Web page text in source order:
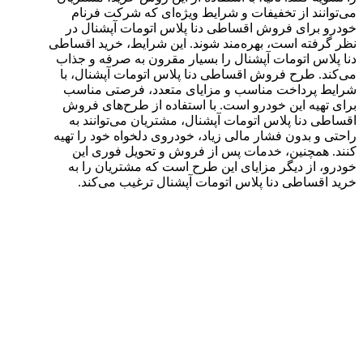
می‌توانند از تخفیفات و شرایط ویژه‌ای که شرکت فرنام
خودرو برای فروش اقساطی دنا پلاس اتومات آپشنال در
نظر گرفته است، بهره‌مند شوند. این شرایط، خرید اقساطی
دنا پلاس اتومات آپشنال را بسیار مقرون به صرفه و جذاب
می‌کند. طرح فروش اقساطی دنا پلاس اتومات آپشنال، با
شرایط پرداخت مناسب و مزایای متعدد، فرصتی مناسب
برای تهیه این خودرو است. با استفاده از طرح‌های فروش
اقساطی دنا پلاس اتومات آپشنال، مشتریان می‌توانند به
راحتی و بدون فشار مالی زیاد، خودروی دلخواه خود را تهیه
کنند. همچنین، خدمات پس از فروش و تحویل فوری این
خودرو، از دیگر مزایای این طرح است که مشتریان را به
خرید اقساطی دنا پلاس اتومات آپشنال ترغیب می‌کند.